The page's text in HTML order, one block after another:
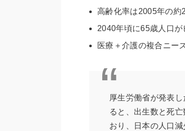
高齢化率は2005年の約
2040年頃に65歳人口が
医療＋介護の複合ニー
厚生労働省が発表
ると、出生数と死
おり、日本の人口